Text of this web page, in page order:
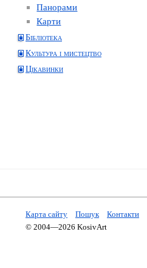
Панорами
Карти
Бібліотека
Культура і мистецтво
Цікавинки
Карта сайту Пошук
Контакти
© 2004—2026 KosivArt